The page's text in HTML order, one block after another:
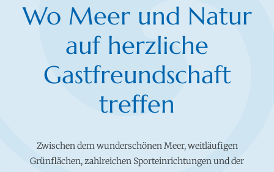
Wo Meer und Natur
auf herzliche
Gastfreundschaft
treffen
Zwischen dem wunderschönen Meer, weitläufigen
Grünflächen, zahlreichen Sporteinrichtungen und der